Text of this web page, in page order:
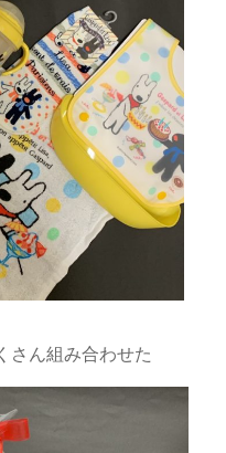
ん組み合わせた